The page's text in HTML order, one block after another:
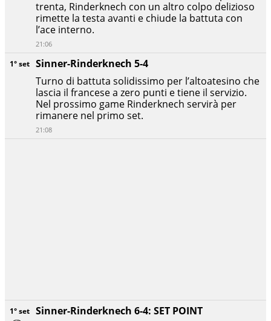
1° set Sinner-Rinderknech 6-4: SET POINT
1° set Sinner-Rinderknech 5-4
Turno di battuta solidissimo per l’altoatesino che
lascia il francese a zero punti e tiene il servizio.
Nel prossimo game Rinderknech servirà per
rimanere nel primo set.
21:08
trenta, Rinderknech con un altro colpo delizioso
rimette la testa avanti e chiude la battuta con
l’ace interno.
21:06